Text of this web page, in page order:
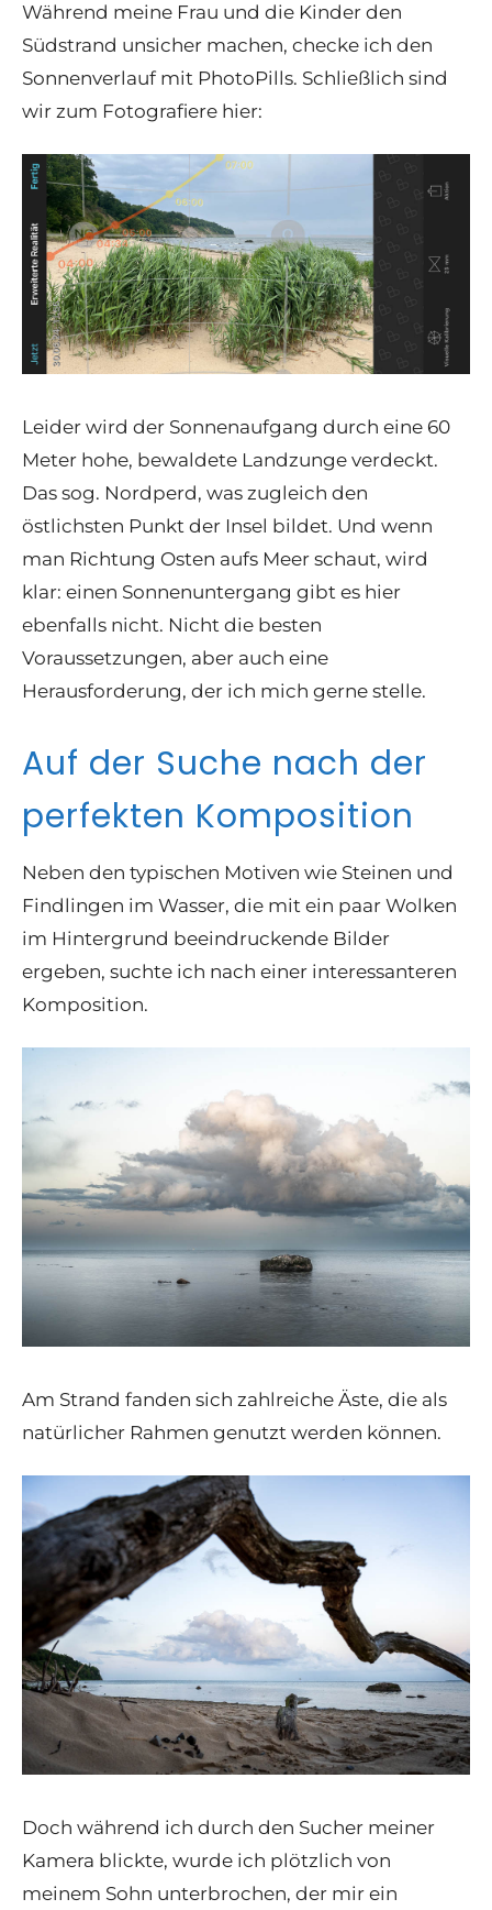
Während meine Frau und die Kinder den
Südstrand unsicher machen, checke ich den
Sonnenverlauf mit PhotoPills. Schließlich sind
wir zum Fotografiere hier:
Leider wird der Sonnenaufgang durch eine 60
Meter hohe, bewaldete Landzunge verdeckt.
Das sog. Nordperd, was zugleich den
östlichsten Punkt der Insel bildet. Und wenn
man Richtung Osten aufs Meer schaut, wird
klar: einen Sonnenuntergang gibt es hier
ebenfalls nicht. Nicht die besten
Voraussetzungen, aber auch eine
Herausforderung, der ich mich gerne stelle.
Auf der Suche nach der
perfekten Komposition
Neben den typischen Motiven wie Steinen und
Findlingen im Wasser, die mit ein paar Wolken
im Hintergrund beeindruckende Bilder
ergeben, suchte ich nach einer interessanteren
Komposition.
Am Strand fanden sich zahlreiche Äste, die als
natürlicher Rahmen genutzt werden können.
Doch während ich durch den Sucher meiner
Kamera blickte, wurde ich plötzlich von
meinem Sohn unterbrochen, der mir ein